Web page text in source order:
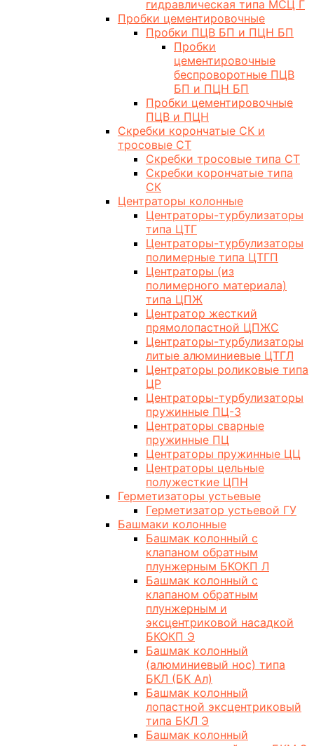
гидравлическая типа МСЦ Г
Пробки цементировочные
Пробки ПЦВ БП и ПЦН БП
Пробки
цементировочные
беспроворотные ПЦВ
БП и ПЦН БП
Пробки цементировочные
ПЦВ и ПЦН
Скребки корончатые СК и
тросовые СТ
Скребки тросовые типа СТ
Скребки корончатые типа
СК
Центраторы колонные
Центраторы-турбулизаторы
типа ЦТГ
Центраторы-турбулизаторы
полимерные типа ЦТГП
Центраторы (из
полимерного материала)
типа ЦПЖ
Центратор жесткий
прямолопастной ЦПЖС
Центраторы-турбулизаторы
литые алюминиевые ЦТГЛ
Центраторы роликовые типа
ЦР
Центраторы-турбулизаторы
пружинные ПЦ-3
Центраторы сварные
пружинные ПЦ
Центраторы пружинные ЦЦ
Центраторы цельные
полужесткие ЦПН
Герметизаторы устьевые
Герметизатор устьевой ГУ
Башмаки колонные
Башмак колонный с
клапаном обратным
плунжерным БКОКП Л
Башмак колонный с
клапаном обратным
плунжерным и
эксцентриковой насадкой
БКОКП Э
Башмак колонный
(алюминиевый нос) типа
БКЛ (БК Ал)
Башмак колонный
лопастной эксцентриковый
типа БКЛ Э
Башмак колонный